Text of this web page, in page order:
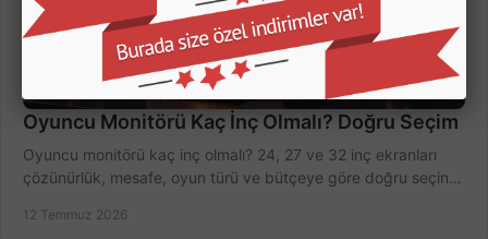
Oyuncu Monitörü Kaç İnç Olmalı? Doğru Seçim
Oyuncu monitörü kaç inç olmalı? 24, 27 ve 32 inç ekranları
çözünürlük, mesafe, oyun türü ve bütçeye göre doğru seçin,
12 Temmuz 2026